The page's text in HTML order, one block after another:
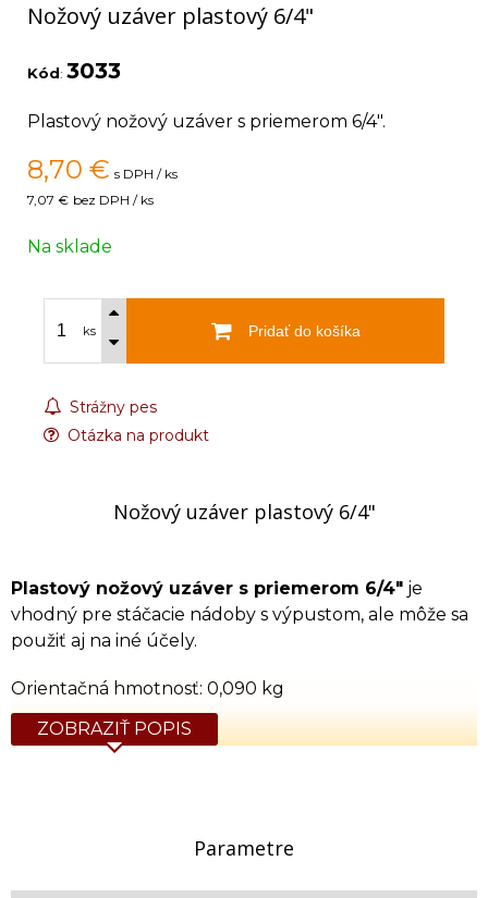
Nožový uzáver plastový 6/4"
Kód: 3033
Plastový nožový uzáver s priemerom 6/4".
8,70 € s DPH / ks
7,07 € bez DPH / ks
Na sklade
ks Pridať do košíka
Strážny pes
Otázka na produkt
Nožový uzáver plastový 6/4"
Plastový nožový uzáver s priemerom 6/4" je
vhodný pre stáčacie nádoby s výpustom, ale môže sa
použiť aj na iné účely.
Orientačná hmotnosť: 0,090 kg
ZOBRAZIŤ POPIS
Parametre